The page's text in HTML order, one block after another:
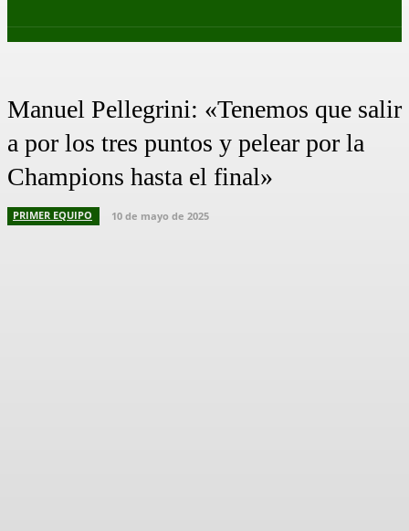
Manuel Pellegrini: «Tenemos que salir
a por los tres puntos y pelear por la
Champions hasta el final»
PRIMER EQUIPO 10 de mayo de 2025